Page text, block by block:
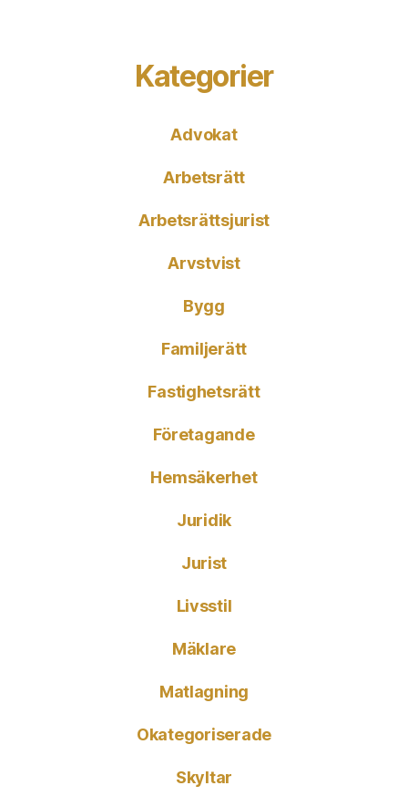
Kategorier
Advokat
Arbetsrätt
Arbetsrättsjurist
Arvstvist
Bygg
Familjerätt
Fastighetsrätt
Företagande
Hemsäkerhet
Juridik
Jurist
Livsstil
Mäklare
Matlagning
Okategoriserade
Skyltar